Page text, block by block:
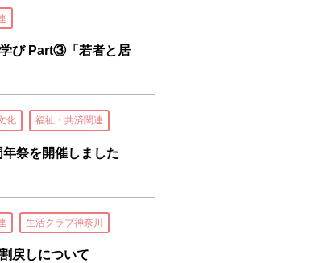
び Part③「若者と居
化 福祉・共済関連
祭を開催しました
生活クラブ神奈川
戻しについて